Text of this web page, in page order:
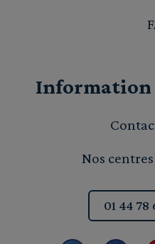
Nos
01 44 78